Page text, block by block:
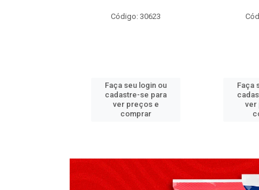
Código: 30623
Faça seu login ou
cadastre-se para
ver preços e
comprar
Faça
ver